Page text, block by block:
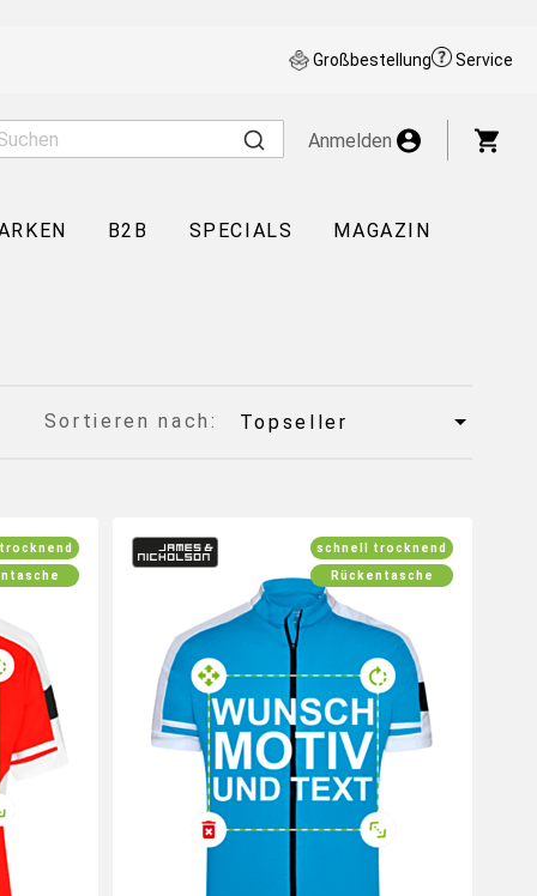
Großbestellung Service
Anmelden
B2B SPECIALS MAGAZIN
Sortieren nach:
mit
Gestalte jetzt dein Radtrikot mit
individuellen Logos und Motiven
schnell trocknend
Rückentasche